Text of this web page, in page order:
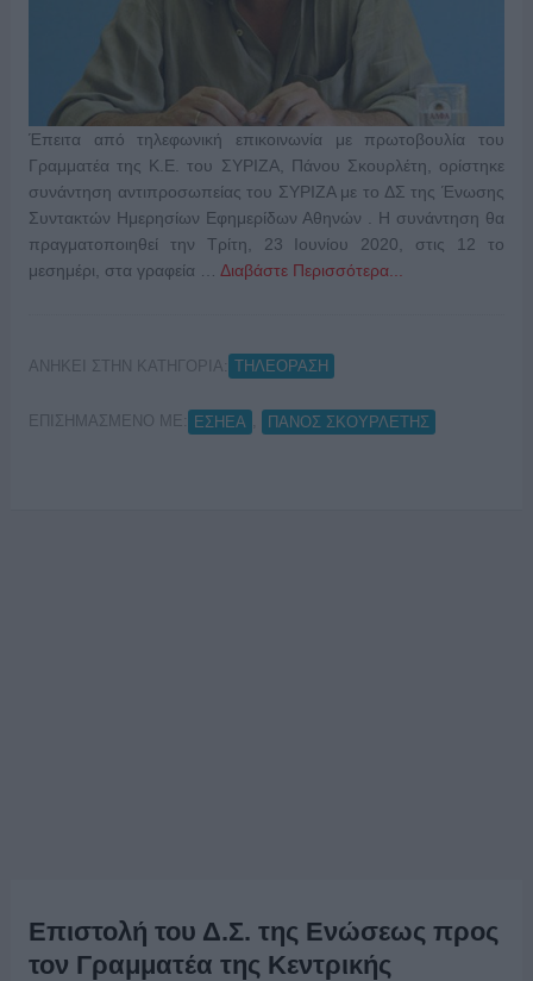
Έπειτα από τηλεφωνική επικοινωνία με πρωτοβουλία του
Γραμματέα της Κ.Ε. του ΣΥΡΙΖΑ, Πάνου Σκουρλέτη, ορίστηκε
συνάντηση αντιπροσωπείας του ΣΥΡΙΖΑ με το ΔΣ της Ένωσης
Συντακτών Ημερησίων Εφημερίδων Αθηνών . Η συνάντηση θα
πραγματοποιηθεί την Τρίτη, 23 Ιουνίου 2020, στις 12 το
μεσημέρι, στα γραφεία … Διαβάστε Περισσότερα...
ΑΝΗΚΕΙ ΣΤΗΝ ΚΑΤΗΓΟΡΙΑ: ΤΗΛΕΟΡΑΣΗ
ΕΠΙΣΗΜΑΣΜΕΝΟ ΜΕ: ΕΣΗΕΑ ΠΑΝΟΣ ΣΚΟΥΡΛΕΤΗΣ
Επιστολή του Δ.Σ. της Ενώσεως προς
τον Γραμματέα της Κεντρικής